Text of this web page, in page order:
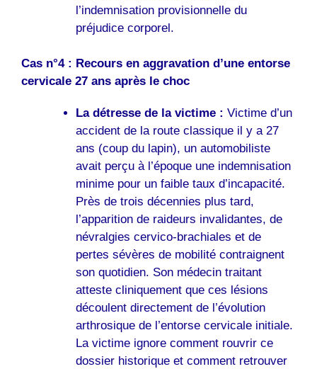
l’indemnisation provisionnelle du
préjudice corporel.
Cas n°4 : Recours en aggravation d’une entorse
cervicale 27 ans après le choc
La détresse de la victime : Victime d’un
accident de la route classique il y a 27
ans (coup du lapin), un automobiliste
avait perçu à l’époque une indemnisation
minime pour un faible taux d’incapacité.
Près de trois décennies plus tard,
l’apparition de raideurs invalidantes, de
névralgies cervico-brachiales et de
pertes sévères de mobilité contraignent
son quotidien. Son médecin traitant
atteste cliniquement que ces lésions
découlent directement de l’évolution
arthrosique de l’entorse cervicale initiale.
La victime ignore comment rouvrir ce
dossier historique et comment retrouver